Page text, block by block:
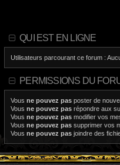
QUI EST EN LIGNE
Utilisateurs parcourant ce forum :
PERMISSIONS DU
Vous ne pouvez pas poster de
Vous ne pouvez pas répondre aux
Vous ne pouvez pas modifier vos
Vous ne pouvez pas supprimer vos
Vous ne pouvez pas joindre des